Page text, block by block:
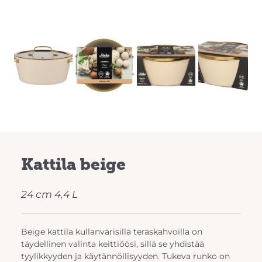
Kattila beige
24 cm 4,4 L
Beige kattila kullanvärisillä teräskahvoilla on
täydellinen valinta keittiöösi, sillä se yhdistää
tyylikkyyden ja käytännöllisyyden. Tukeva runko on